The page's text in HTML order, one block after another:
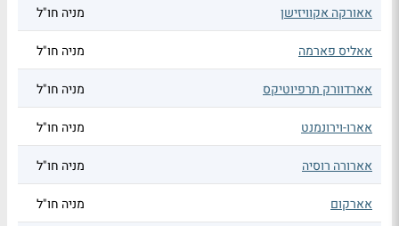
אאורקה אקוויזישן מניה חו"ל
אאליס פארמה מניה חו"ל
אארדוורק תרפיוטיקס מניה חו"ל
אארו-וירונמנט מניה חו"ל
אארורה רוסיה מניה חו"ל
אארקום מניה חו"ל